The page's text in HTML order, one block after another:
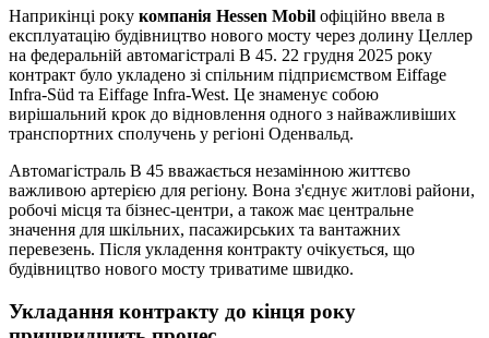
Наприкінці року компанія Hessen Mobil офіційно ввела в
експлуатацію будівництво нового мосту через долину Целлер
на федеральній автомагістралі B 45. 22 грудня 2025 року
контракт було укладено зі спільним підприємством Eiffage
Infra-Süd та Eiffage Infra-West. Це знаменує собою
вирішальний крок до відновлення одного з найважливіших
транспортних сполучень у регіоні Оденвальд.
Автомагістраль B 45 вважається незамінною життєво
важливою артерією для регіону. Вона з'єднує житлові райони,
робочі місця та бізнес-центри, а також має центральне
значення для шкільних, пасажирських та вантажних
перевезень. Після укладення контракту очікується, що
будівництво нового мосту триватиме швидко.
Укладання контракту до кінця року